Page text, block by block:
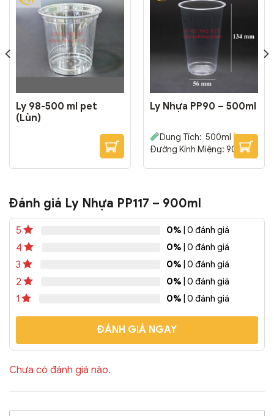
Ly 98-500 ml pet
(Lùn)
Ly Nhựa PP90 – 500ml
Dung Tích: 500ml
Đường Kính Miệng: 90 mm
– Đường Kính Đáy: 56 mm
thống & cửa hàng trà sữa,
coffee, rau má, sinh tố,
dùng để ép miệng ly dễ
dàng.
Có thể In được
Logo cửa hàng và hệ...
Đánh giá Ly Nhựa PP117 – 900ml
5 0% | 0 đánh giá
4 0% | 0 đánh giá
3 0% | 0 đánh giá
2 0% | 0 đánh giá
1 0% | 0 đánh giá
ĐÁNH GIÁ NGAY
Chưa có đánh giá nào.